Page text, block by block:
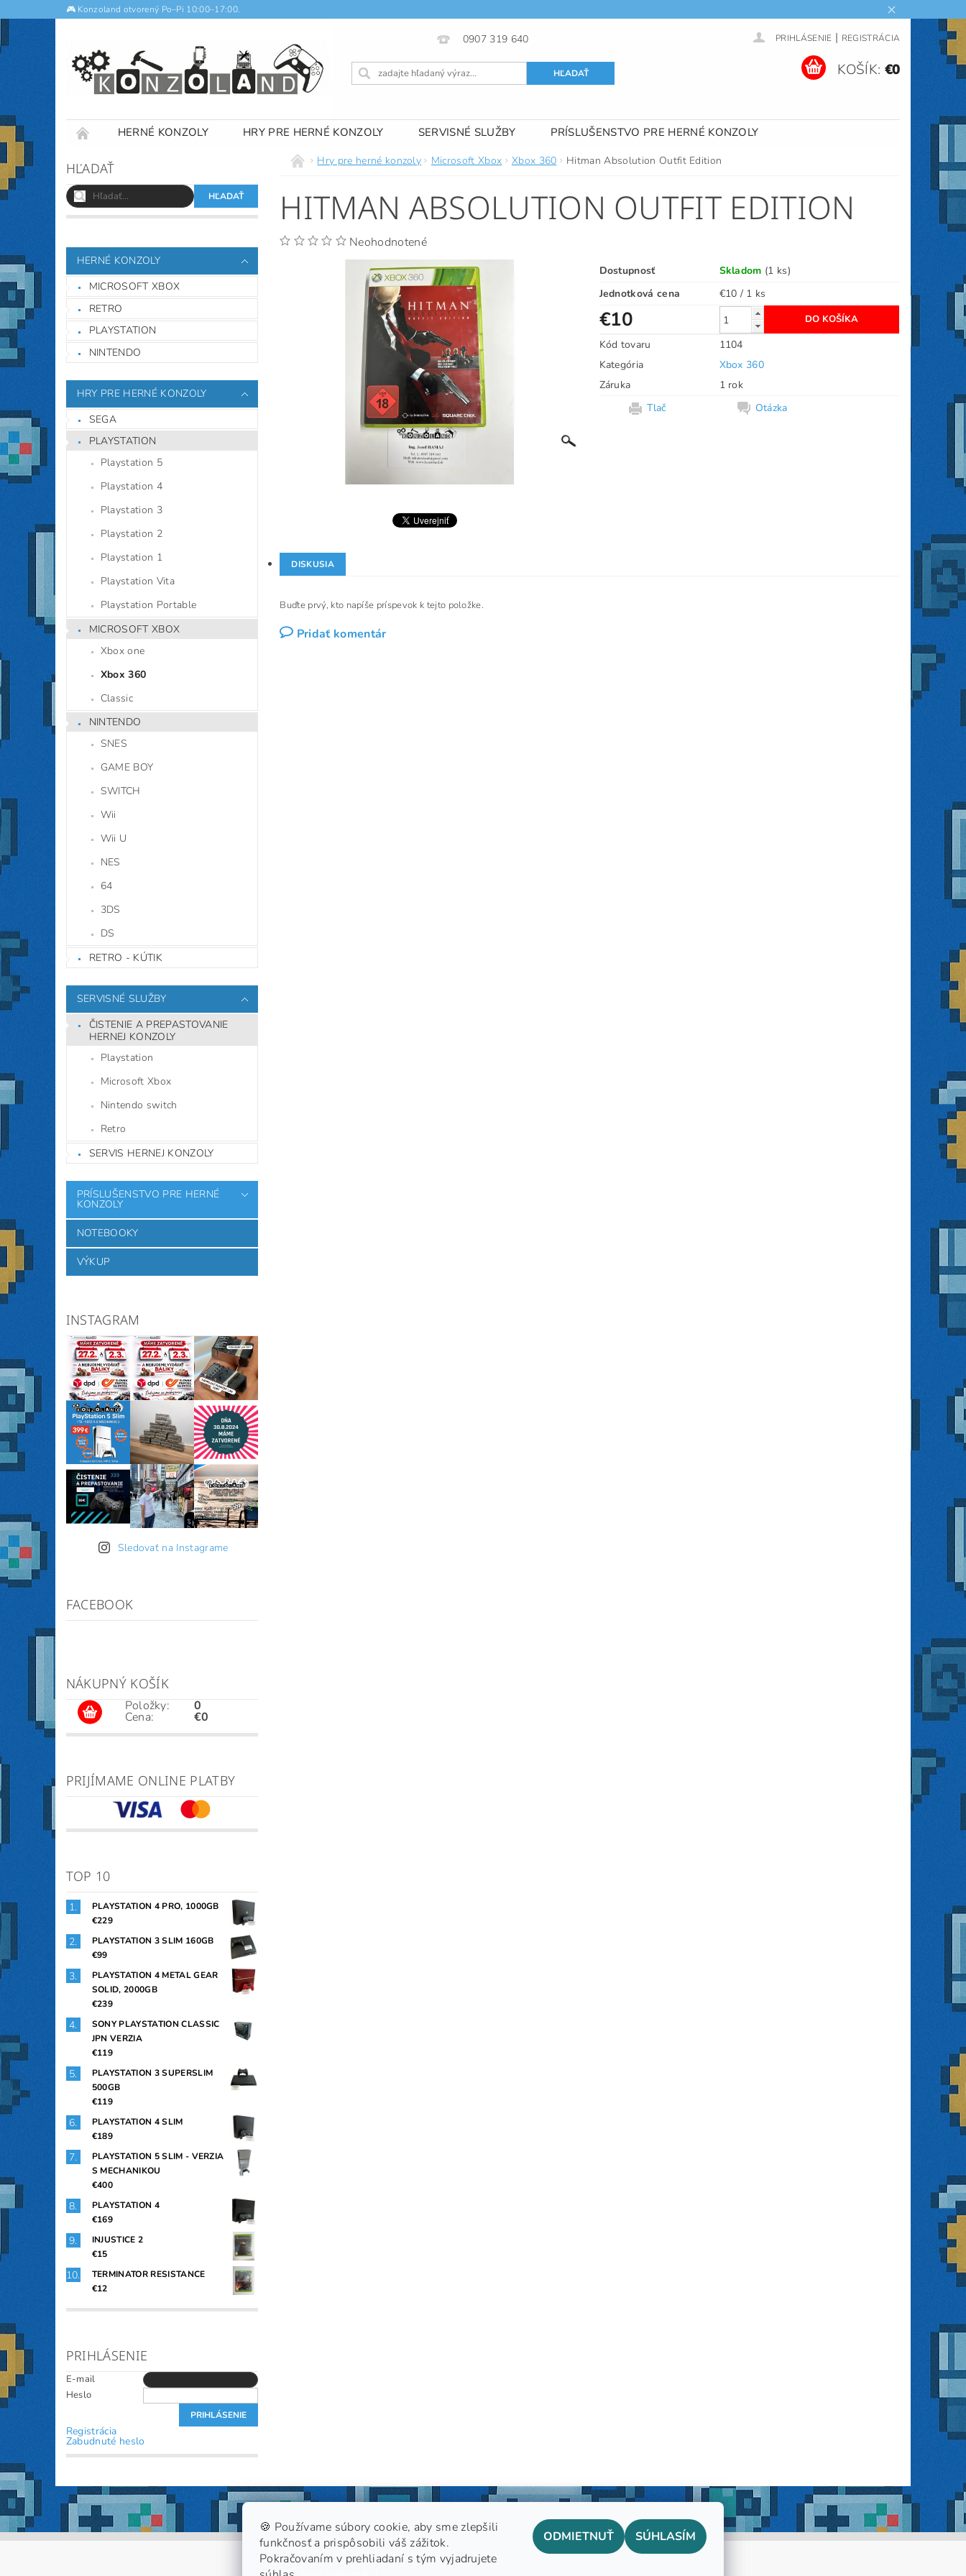
🎮 Konzoland otvorený Po–Pi 10:00–17:00.
0907 319 640 PRIHLÁSENIE | REGISTRÁCIA
KOŠÍK: €0
HERNÉ KONZOLY HRY PRE HERNÉ KONZOLY SERVISNÉ SLUŽBY
PRÍSLUŠENSTVO PRE HERNÉ KONZOLY
NOTEBOOKY
OBCHODNÉ PODMIENKY KONTAKTY
HĽADAŤ
HERNÉ KONZOLY
MICROSOFT XBOX
RETRO
PLAYSTATION
NINTENDO
HRY PRE HERNÉ KONZOLY
SEGA
PLAYSTATION
Playstation 5
Playstation 4
Playstation 3
Playstation 2
Playstation 1
Playstation Vita
Playstation Portable
MICROSOFT XBOX
Xbox one
Xbox 360
Classic
NINTENDO
SNES
GAME BOY
SWITCH
Wii
Wii U
NES
64
3DS
DS
RETRO - KÚTIK
SERVISNÉ SLUŽBY
ČISTENIE A PREPASTOVANIE
HERNEJ KONZOLY
Playstation
Microsoft Xbox
Nintendo switch
Retro
SERVIS HERNEJ KONZOLY
PRÍSLUŠENSTVO PRE HERNÉ
KONZOLY
NOTEBOOKY
VÝKUP
INSTAGRAM
Sledovať na Instagrame
FACEBOOK
NÁKUPNÝ KOŠÍK
Položky:
Cena:
0
€0
PRIJÍMAME ONLINE PLATBY
TOP 10
PLAYSTATION 4 PRO, 1000GB
€229
PLAYSTATION 3 SLIM 160GB
€99
PLAYSTATION 4 METAL GEAR
SOLID, 2000GB
€239
SONY PLAYSTATION CLASSIC
JPN VERZIA
€119
PLAYSTATION 3 SUPERSLIM
500GB
€119
PLAYSTATION 4 SLIM
€189
PLAYSTATION 5 SLIM - VERZIA
S MECHANIKOU
€400
PLAYSTATION 4
€169
INJUSTICE 2
€15
TERMINATOR RESISTANCE
€12
PRIHLÁSENIE
E-mail
Heslo
Registrácia
Zabudnuté heslo
Hry pre herné konzoly Microsoft Xbox Xbox 360 Hitman Absolution Outfit Edition
HITMAN ABSOLUTION OUTFIT EDITION
Neohodnotené
Dostupnosť Skladom (1 ks)
Jednotková cena
€10 / 1 ks
€10
Kód tovaru
1104
Kategória
Xbox 360
Záruka
1 rok
Tlač
Otázka
DISKUSIA
Buďte prvý, kto napíše príspevok k tejto položke.
Pridať komentár
GDPR
🍪 Používame súbory cookie, aby sme zlepšili
funkčnosť a prispôsobili váš zážitok.
Pokračovaním v prehliadaní s tým vyjadrujete
ODMIETNUŤ SÚHLASÍM